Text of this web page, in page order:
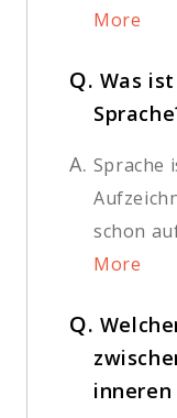
More
Q. Was
A. Sprache
schon
More
Q.
inneren